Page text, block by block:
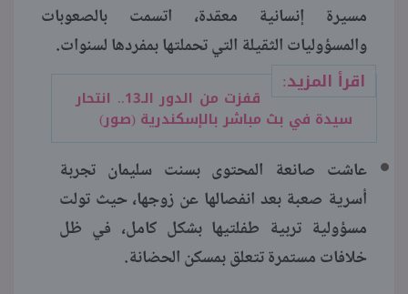
مسيرة إنسانية معقدة، اتسمت بالصعوبات
والمسؤوليات الثقيلة التي تحملتها بمفردها لسنوات.
اقرأ المزيد:
قفزت من الدور الـ13.. انتحار
سيدة في بث مباشر بالإسكندرية (صور)
عاشت صانعة المحتوى بسنت سليمان تجربة
أسرية صعبة بعد انفصالها عن زوجها، حيث تولت
مسؤولية تربية طفلتيها بشكل كامل، في ظل
خلافات مستمرة تتعلق بمسكن الحضانة.